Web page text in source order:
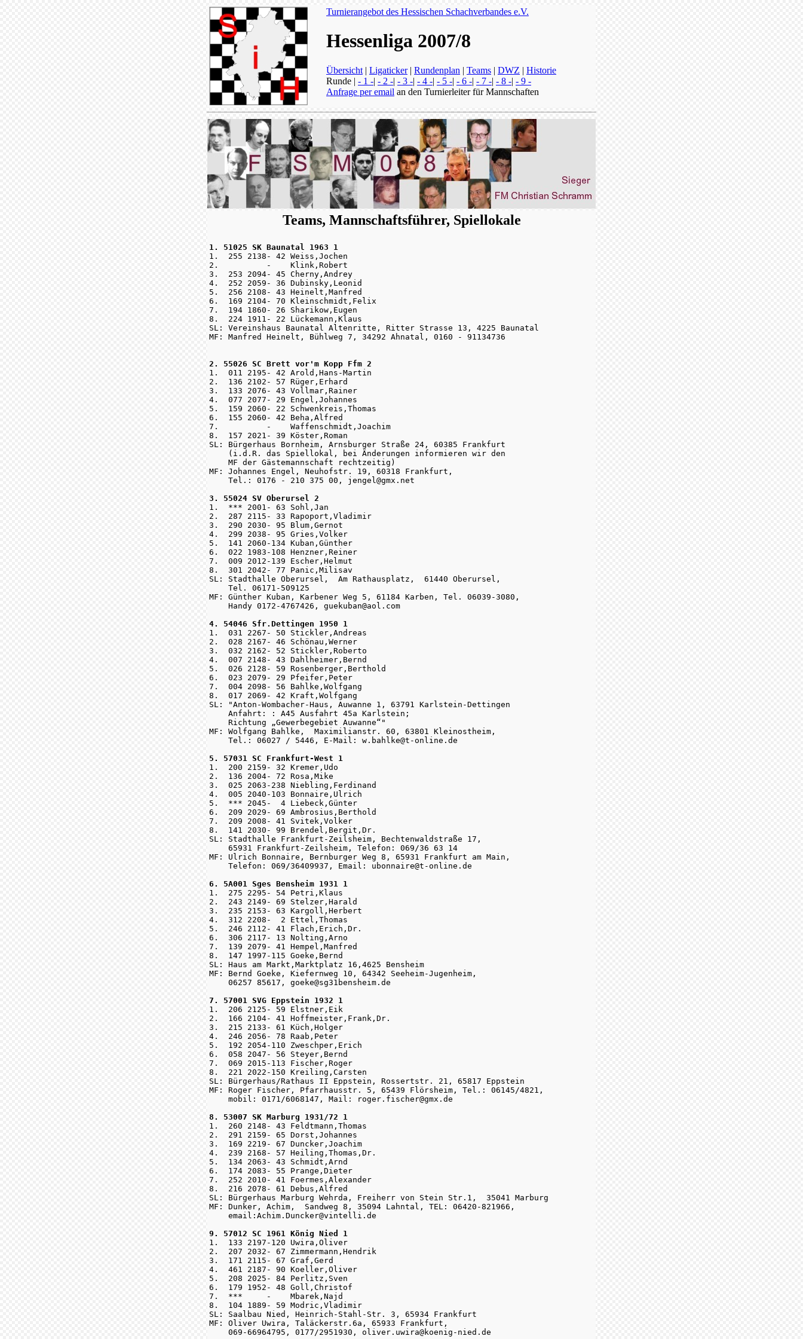
Turnierangebot des Hessischen Schachverbandes e.V.
Hessenliga 2007/8
Übersicht | Ligaticker| Rundenplan | Teams | DWZ | Historie
Runde | - 1 -| - 2 -| - 3 -| - 4 -| - 5 -| - 6 -| - 7 -| - 8 -| - 9 -
Anfrage per email an den Turnierleiter für Mannschaften
Teams, Mannschaftsführer, Spiellokale
1. 51025 SK Baunatal 1963 1
1.  255 2138- 42 Weiss,Jochen
2.          -    Klink,Robert
3.  253 2094- 45 Cherny,Andrey
4.  252 2059- 36 Dubinsky,Leonid
5.  256 2108- 43 Heinelt,Manfred
6.  169 2104- 70 Kleinschmidt,Felix
7.  194 1860- 26 Sharikow,Eugen
8.  224 1911- 22 Lückemann,Klaus
SL: Vereinshaus Baunatal Altenritte, Ritter Strasse 13, 4225 Baunatal
MF: Manfred Heinelt, Bühlweg 7, 34292 Ahnatal, 0160 - 91134736
2. 55026 SC Brett vor'm Kopp Ffm 2
1.  011 2195- 42 Arold,Hans-Martin
2.  136 2102- 57 Rüger,Erhard
3.  133 2076- 43 Vollmar,Rainer
4.  077 2077- 29 Engel,Johannes
5.  159 2060- 22 Schwenkreis,Thomas
6.  155 2060- 42 Beha,Alfred
7.          -    Waffenschmidt,Joachim
8.  157 2021- 39 Köster,Roman
SL: Bürgerhaus Bornheim, Arnsburger Straße 24, 60385 Frankfurt
    (i.d.R. das Spiellokal, bei Änderungen informieren wir den
    MF der Gästemannschaft rechtzeitig)
MF: Johannes Engel, Neuhofstr. 19, 60318 Frankfurt,
    Tel.: 0176 - 210 375 00, jengel@gmx.net
3. 55024 SV Oberursel 2
1.  *** 2001- 63 Sohl,Jan
2.  287 2115- 33 Rapoport,Vladimir
3.  290 2030- 95 Blum,Gernot
4.  299 2038- 95 Gries,Volker
5.  141 2060-134 Kuban,Günther
6.  022 1983-108 Henzner,Reiner
7.  009 2012-139 Escher,Helmut
8.  301 2042- 77 Panic,Milisav
SL: Stadthalle Oberursel,  Am Rathausplatz,  61440 Oberursel,
    Tel. 06171-509125
MF: Günther Kuban, Karbener Weg 5, 61184 Karben, Tel. 06039-3080,
    Handy 0172-4767426, guekuban@aol.com
4. 54046 Sfr.Dettingen 1950 1
1.  031 2267- 50 Stickler,Andreas
2.  028 2167- 46 Schönau,Werner
3.  032 2162- 52 Stickler,Roberto
4.  007 2148- 43 Dahlheimer,Bernd
5.  026 2128- 59 Rosenberger,Berthold
6.  023 2079- 29 Pfeifer,Peter
7.  004 2098- 56 Bahlke,Wolfgang
8.  017 2069- 42 Kraft,Wolfgang
SL: "Anton-Wombacher-Haus, Auwanne 1, 63791 Karlstein-Dettingen
    Anfahrt: : A45 Ausfahrt 45a Karlstein;
    Richtung „Gewerbegebiet Auwanne“"
MF: Wolfgang Bahlke,  Maximilianstr. 60, 63801 Kleinostheim,
    Tel.: 06027 / 5446, E-Mail: w.bahlke@t-online.de
5. 57031 SC Frankfurt-West 1
1.  200 2159- 32 Kremer,Udo
2.  136 2004- 72 Rosa,Mike
3.  025 2063-238 Niebling,Ferdinand
4.  005 2040-103 Bonnaire,Ulrich
5.  *** 2045-  4 Liebeck,Günter
6.  209 2029- 69 Ambrosius,Berthold
7.  209 2008- 41 Svitek,Volker
8.  141 2030- 99 Brendel,Bergit,Dr.
SL: Stadthalle Frankfurt-Zeilsheim, Bechtenwaldstraße 17,
    65931 Frankfurt-Zeilsheim, Telefon: 069/36 63 14
MF: Ulrich Bonnaire, Bernburger Weg 8, 65931 Frankfurt am Main,
    Telefon: 069/36409937, Email: ubonnaire@t-online.de
6. 5A001 Sges Bensheim 1931 1
1.  275 2295- 54 Petri,Klaus
2.  243 2149- 69 Stelzer,Harald
3.  235 2153- 63 Kargoll,Herbert
4.  312 2208-  2 Ettel,Thomas
5.  246 2112- 41 Flach,Erich,Dr.
6.  306 2117- 13 Nolting,Arno
7.  139 2079- 41 Hempel,Manfred
8.  147 1997-115 Goeke,Bernd
SL: Haus am Markt,Marktplatz 16,4625 Bensheim
MF: Bernd Goeke, Kiefernweg 10, 64342 Seeheim-Jugenheim,
    06257 85617, goeke@sg31bensheim.de
7. 57001 SVG Eppstein 1932 1
1.  206 2125- 59 Elstner,Eik
2.  166 2104- 41 Hoffmeister,Frank,Dr.
3.  215 2133- 61 Küch,Holger
4.  246 2056- 78 Raab,Peter
5.  192 2054-110 Zweschper,Erich
6.  058 2047- 56 Steyer,Bernd
7.  069 2015-113 Fischer,Roger
8.  221 2022-150 Kreiling,Carsten
SL: Bürgerhaus/Rathaus II Eppstein, Rossertstr. 21, 65817 Eppstein
MF: Roger Fischer, Pfarrhausstr. 5, 65439 Flörsheim, Tel.: 06145/4821,
    mobil: 0171/6068147, Mail: roger.fischer@gmx.de
8. 53007 SK Marburg 1931/72 1
1.  260 2148- 43 Feldtmann,Thomas
2.  291 2159- 65 Dorst,Johannes
3.  169 2219- 67 Duncker,Joachim
4.  239 2168- 57 Heiling,Thomas,Dr.
5.  134 2063- 43 Schmidt,Arnd
6.  174 2083- 55 Prange,Dieter
7.  252 2010- 41 Foermes,Alexander
8.  216 2078- 61 Debus,Alfred
SL: Bürgerhaus Marburg Wehrda, Freiherr von Stein Str.1,  35041 Marburg
MF: Dunker, Achim,  Sandweg 8, 35094 Lahntal, TEL: 06420-821966,
    email:Achim.Duncker@vintelli.de
9. 57012 SC 1961 König Nied 1
1.  133 2197-120 Uwira,Oliver
2.  207 2032- 67 Zimmermann,Hendrik
3.  171 2115- 67 Graf,Gerd
4.  461 2187- 90 Koeller,Oliver
5.  208 2025- 84 Perlitz,Sven
6.  179 1952- 48 Goll,Christof
7.  ***     -    Mbarek,Najd
8.  104 1889- 59 Modric,Vladimir
SL: Saalbau Nied, Heinrich-Stahl-Str. 3, 65934 Frankfurt
MF: Oliver Uwira, Taläckerstr.6a, 65933 Frankfurt,
    069-66964795, 0177/2951930, oliver.uwira@koenig-nied.de